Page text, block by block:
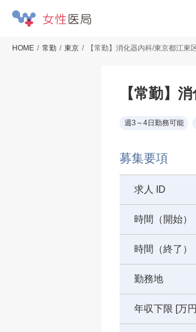
HOME 常勤 東京 【常勤】消化器内科/東京都江東
【常勤】
週3～4日勤務可能
募集要項
求人 ID
時間（開始）
時間（終了）
勤務地
年収下限 [万